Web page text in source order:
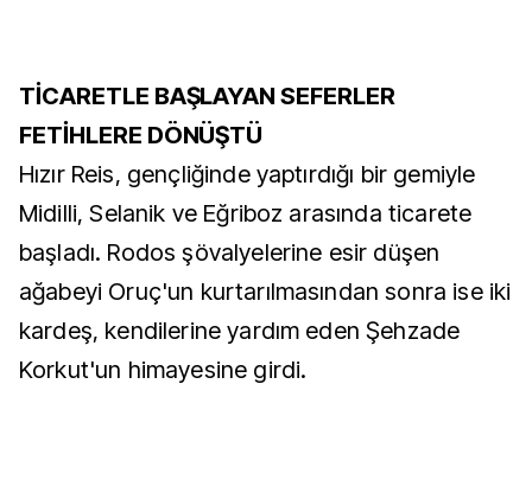
TİCARETLE BAŞLAYAN SEFERLER
FETİHLERE DÖNÜŞTÜ
Hızır Reis, gençliğinde yaptırdığı bir gemiyle
Midilli, Selanik ve Eğriboz arasında ticarete
başladı. Rodos şövalyelerine esir düşen
ağabeyi Oruç'un kurtarılmasından sonra ise iki
kardeş, kendilerine yardım eden Şehzade
Korkut'un himayesine girdi.